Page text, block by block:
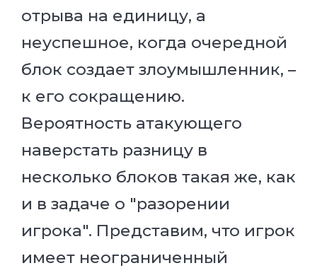
отрыва на единицу, а
неуспешное, когда очередной
блок создает злоумышленник, –
к его сокращению.
Вероятность атакующего
наверстать разницу в
несколько блоков такая же, как
и в задаче о "разорении
игрока". Представим, что игрок
имеет неограниченный